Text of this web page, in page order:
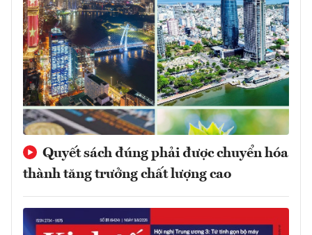
Quyết sách đúng phải được chuyển hóa
thành tăng trưởng chất lượng cao